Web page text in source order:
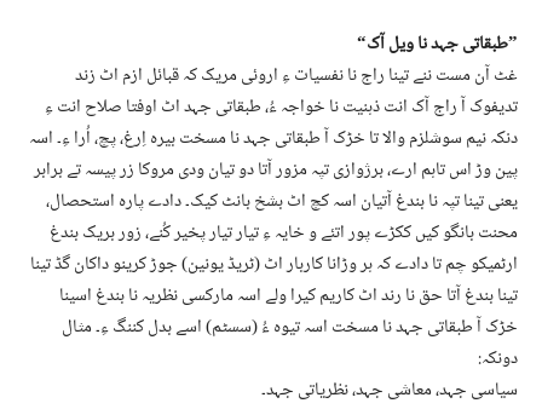
”طبقاتی جہد نا ویل آک“
غٹ آن مست ننے تینا راج نا نفسیات ءِ اروئی مریک کہ قبائل ازم اٹ زند
تدیفوک آ راج آک انت ذہنیت نا خواجہ ءُ، طبقاتی جہد اٹ اوفتا صلاح انت ءِ
دنکہ نیم سوشلزم والا تا خڑک آ طبقاتی جہد نا مسخت بیرہ اِرغ، پچ، اُرا ءِ۔ اسہ
پین وڑ اس تاہم ارے، برژوازی تپہ مزور آتا دو تیان ودی مروکا زر پیسہ تے برابر
یعنی تینا تپہ نا بندغ آتیان اسہ کچ اٹ بشخ بانٹ کیک۔ دادے پارہ استحصال،
محنت بانگو کیں ککڑے پور اتئے و خایہ ءِ تیار تیار پخیر کُنے، زور بریک بندغ
ارٹمیکو چم تا دادے کہ ہر وڑانا کاربار اٹ (ٹریڈ یونین) جوڑ کرینو داکان گڈ تینا
تینا بندغ آتا حق نا رند اٹ کاریم کیرا ولے اسہ مارکسی نظریہ نا بندغ اسینا
خڑک آ طبقاتی جہد نا مسخت اسہ تیوہ ءُ (سسٹم) اسے بدل کننگ ءِ۔ مثال
دونکہ:
سیاسی جہد، معاشی جہد، نظریاتی جہد۔